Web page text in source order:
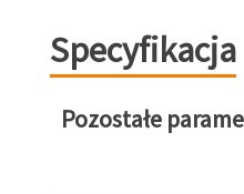
Specyfikacja
Pozostałe